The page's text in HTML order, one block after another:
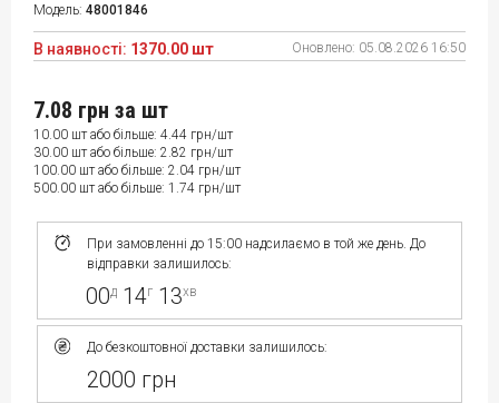
Модель: 48001846
В наявності: 1370.00 шт Оновлено: 05.08.2026 16:50
При замовленні до 15:00 надсилаємо в той же день. До
відправки залишилось:
00д 14г 13хв
До безкоштовної доставки залишилось:
2000 грн
7.08 грн за шт
10.00 шт або більше: 4.44 грн/шт
30.00 шт або більше: 2.82 грн/шт
100.00 шт або більше: 2.04 грн/шт
500.00 шт або більше: 1.74 грн/шт